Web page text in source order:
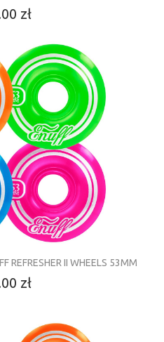
zł
REFRESHER II WHEELS 53MM
zł